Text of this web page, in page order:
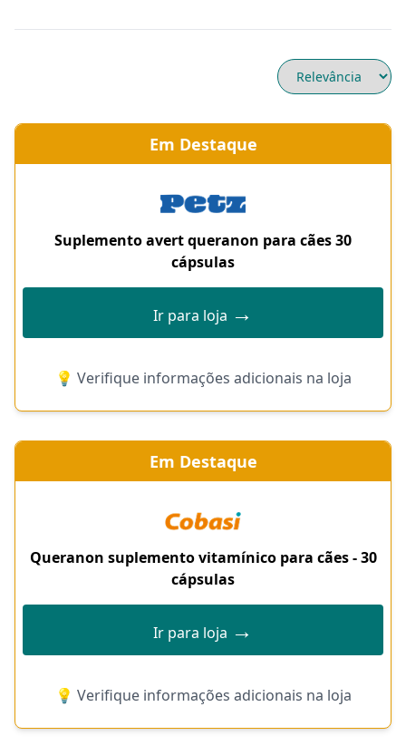
Em Destaque
Suplemento avert queranon para cães 30
cápsulas
Ir para loja →
💡 Verifique informações adicionais na loja
Em Destaque
Queranon suplemento vitamínico para cães - 30
cápsulas
Ir para loja →
💡 Verifique informações adicionais na loja